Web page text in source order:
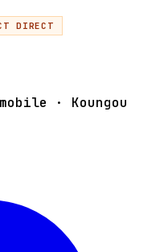
DIRECT
· Koungou